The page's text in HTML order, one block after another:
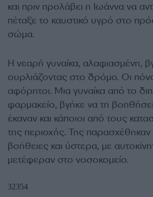
και πριν προλάβει η Ιωάννα να
πέταξε το καυστικό υγρό στο
σώμα.
Η νεαρή γυναίκα, αλαφιασμένη,
ουρλιάζοντας στο δρόμο. Οι
αφόρητοι. Μια γυναίκα από το
φαρμακείο, βγήκε να τη
έκαναν και κάποιοι από τους
της περιοχής. Της
βοήθειες και ύστερα, με
μετέφεραν στο νοσοκομείο.